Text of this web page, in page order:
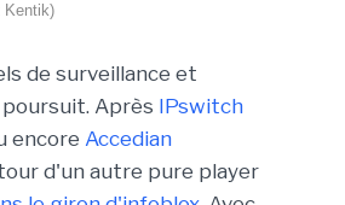
Kentik)
de surveillance et
Après IPswitch
encore Accedian
d'un autre pure player